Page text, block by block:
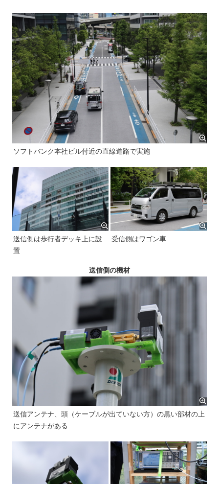
ソフトバンク本社ビル付近の直線道路で実施
送信側は歩行者デッキ上に設
置
受信側はワゴン車
送信側の機材
送信アンテナ、頭（ケーブルが出ていない方）の黒い部材の上
にアンテナがある